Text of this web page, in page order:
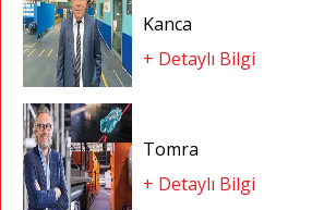
Kanca
+ Detaylı Bilgi
Tomra
+ Detaylı Bilgi